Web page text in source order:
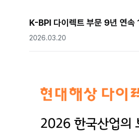
K-BPI 다이렉트 부문 9년 연
2026.03.20